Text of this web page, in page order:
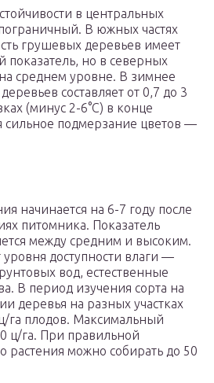
в центральных
В южных частях
грушевых деревьев имеет
показатель, но в северных
на среднем уровне. В зимнее
составляет от 0,7 до 3
(минус 2-6°C) в конце
сильное подмерзание цветов —
начинается на 6-7 году после
питомника. Показатель
между средним и высоким.
уровня доступности влаги —
вод, естественные
В период изучения сорта на
деревья на разных участках
га плодов. Максимальный
ц/га. При правильной
растения можно собирать до 50